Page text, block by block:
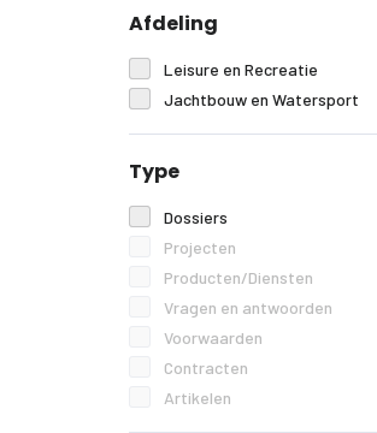
Afdeling
Leisure en Recreatie
Jachtbouw en Watersport
Type
Dossiers
Projecten
Producten/Diensten
Vragen en antwoorden
Voorwaarden
Contracten
Artikelen